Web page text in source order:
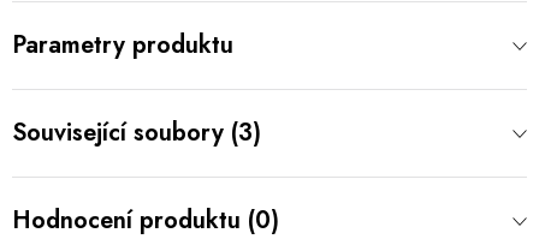
Parametry produktu
Související soubory (3)
Hodnocení produktu (0)